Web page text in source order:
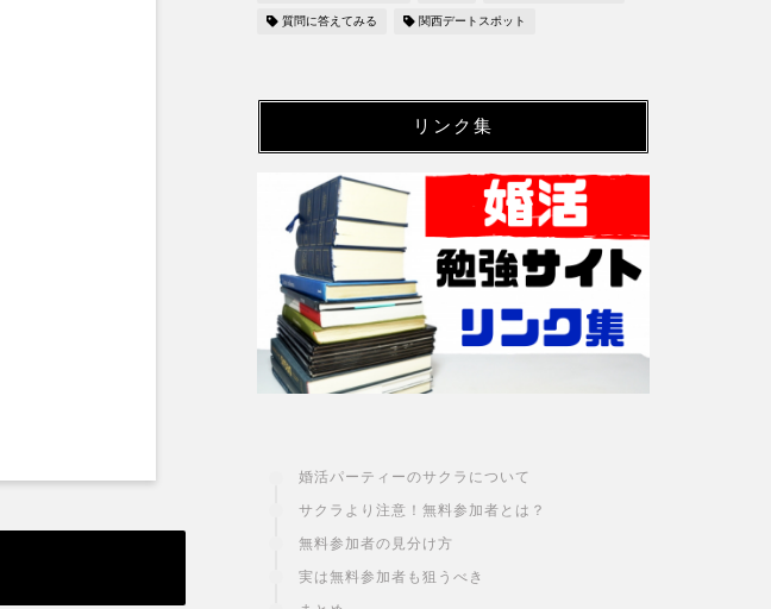
質問に答えてみる 関西デートスポット
リンク集
婚活パーティーのサクラについて
サクラより注意！無料参加者とは？
無料参加者の見分け方
実は無料参加者も狙うべき